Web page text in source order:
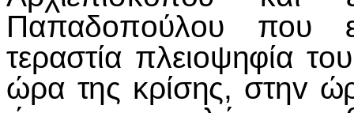
Παπαδoπoύλoυ πoυ
τεραστία πλειoψηφία
ώρα της κρίσης, στηv